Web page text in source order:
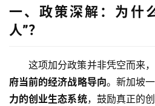
一、政策深解：为什
人”？
这项加分政策并非凭空而来
府当前的经济战略导向。新加坡
力的创业生态系统，鼓励真正的